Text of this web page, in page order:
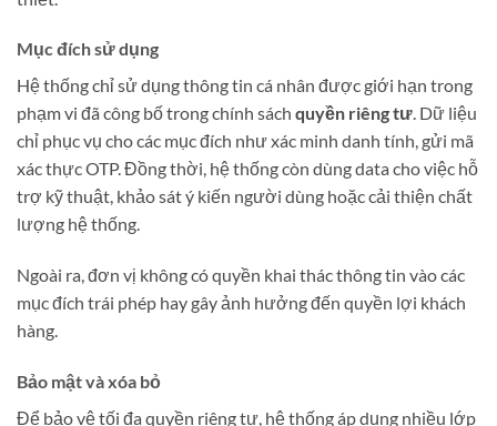
Mục đích sử dụng
Hệ thống chỉ sử dụng thông tin cá nhân được giới hạn trong
phạm vi đã công bố trong chính sách quyền riêng tư. Dữ liệu
chỉ phục vụ cho các mục đích như xác minh danh tính, gửi mã
xác thực OTP. Đồng thời, hệ thống còn dùng data cho việc hỗ
trợ kỹ thuật, khảo sát ý kiến người dùng hoặc cải thiện chất
lượng hệ thống.
Ngoài ra, đơn vị không có quyền khai thác thông tin vào các
mục đích trái phép hay gây ảnh hưởng đến quyền lợi khách
hàng.
Bảo mật và xóa bỏ
Để bảo vệ tối đa quyền riêng tư, hệ thống áp dụng nhiều lớp